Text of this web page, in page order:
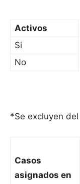
Activos
Si
No
*Se excluyen
Casos
asignados en